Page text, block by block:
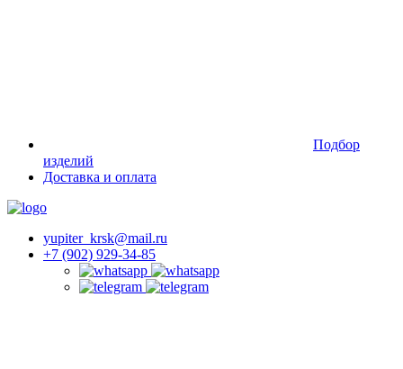
Подбор
изделий
Доставка и оплата
yupiter_krsk@mail.ru
+7 (902) 929-34-85